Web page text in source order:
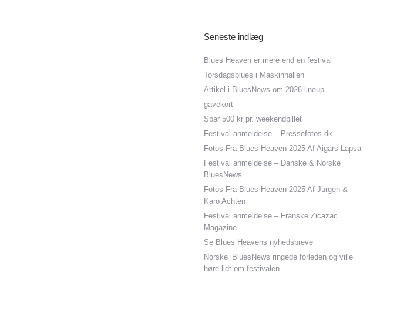
Seneste indlæg
Blues Heaven er mere end en festival
Torsdagsblues i Maskinhallen
Artikel i BluesNews om 2026 lineup
gavekort
Spar 500 kr pr. weekendbillet
Festival anmeldelse – Pressefotos.dk
Fotos Fra Blues Heaven 2025 Af Aigars Lapsa
Festival anmeldelse – Danske & Norske
BluesNews
Fotos Fra Blues Heaven 2025 Af Jürgen &
Karo Achten
Festival anmeldelse – Franske Zicazac
Magazine
Se Blues Heavens nyhedsbreve
Norske_BluesNews ringede forleden og ville
høre lidt om festivalen